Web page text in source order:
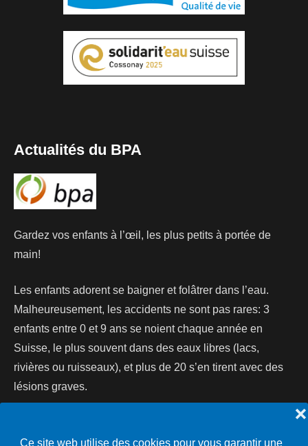
Ce site web utilise des cookies pour vous garantir une
❌
Actualités du BPA
Gardez vos enfants à l’œil, les plus petits à portée de
main!
Les enfants adorent se baigner et folâtrer dans l’eau.
Malheureusement, les accidents ne sont pas rares: 3
enfants entre 0 et 9 ans se noient chaque année en
Suisse, le plus souvent dans des eaux libres (lacs,
rivières ou ruisseaux), et plus de 20 s’en tirent avec des
lésions graves.